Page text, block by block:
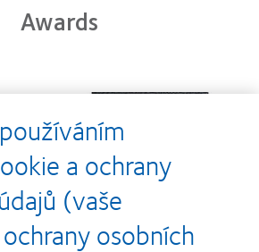
Awards
Learn
about
Kontaktní
čočky
roku
(2013)Learn
more
about
a ochrany
(vaše
osobních